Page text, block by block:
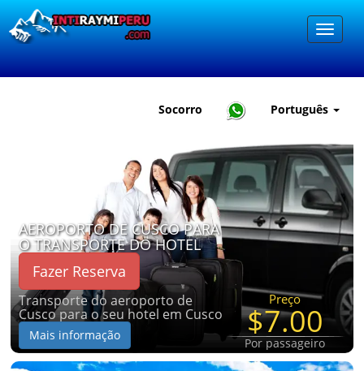
Socorro Português
AEROPORTO DE CUSCO PARA
O TRANSPORTE DO HOTEL
Fazer Reserva
Transporte do aeroporto de
Cusco para o seu hotel em Cusco
Mais informação
Preço
$7.00
Por passageiro